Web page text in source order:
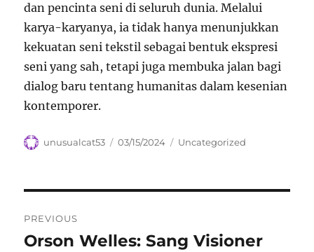
dan pencinta seni di seluruh dunia. Melalui
karya-karyanya, ia tidak hanya menunjukkan
kekuatan seni tekstil sebagai bentuk ekspresi
seni yang sah, tetapi juga membuka jalan bagi
dialog baru tentang humanitas dalam kesenian
kontemporer.
Author
unusualcat53
Posted
03/15/2024 Categories
Uncategorized
pos
PREVIOUS
Previous
Orson Welles: Sang Visioner